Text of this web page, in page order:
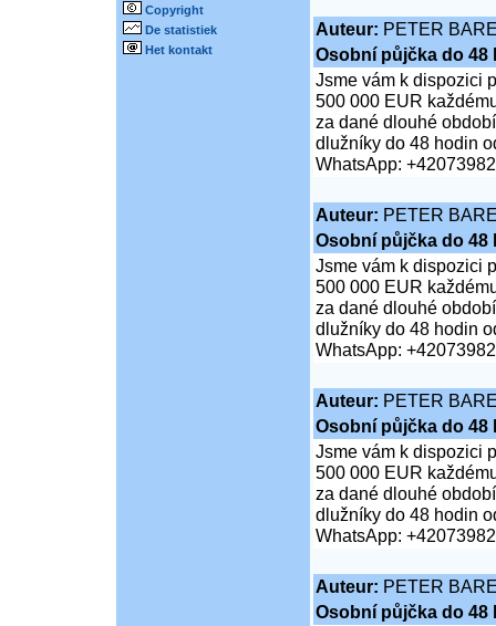
Copyright
De statistiek
Het kontakt
Auteur: PETER
Osobní půjčka do 48
Jsme vám k dispozici
500 000 EUR
za dané dlouhé
dlužníky do 48 hodin
WhatsApp:
Auteur: PETER
Osobní půjčka do 48
Jsme vám k dispozici
500 000 EUR
za dané dlouhé
dlužníky do 48 hodin
WhatsApp:
Auteur: PETER
Osobní půjčka do 48
Jsme vám k dispozici
500 000 EUR
za dané dlouhé
dlužníky do 48 hodin
WhatsApp:
Auteur: PETER
Osobní půjčka do 48